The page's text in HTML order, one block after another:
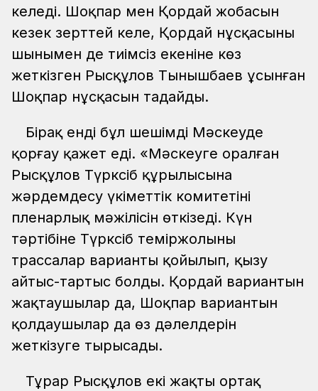
келеді. Шоқпар мен Қордай жобасын
кезек зерттей келе, Қордай нұсқасының
шынымен де тиімсіз екеніне көз
жеткізген Рысқұлов Тынышбаев ұсынған
Шоқпар нұсқасын таңдайды.
Бірақ енді бұл шешімді Мәскеуде
қорғау қажет еді. «Мәскеуге оралған
Рысқұлов Түрксіб құрылысына
жәрдемдесу үкіметтік комитетінің
пленарлық мәжілісін өткізеді. Күн
тәртібіне Түрксіб теміржолының
трассалар варианты қойылып, қызу
айтыс-тартыс болды. Қордай вариантын
жақтаушылар да, Шоқпар вариантын
қолдаушылар да өз дәлелдерін
жеткізуге тырысады.
Тұрар Рысқұлов екі жақты ортақ